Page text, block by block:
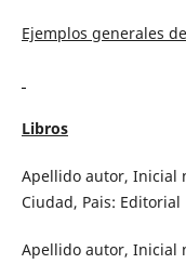
Ejemplos generales
Libros
Apellido autor, Inicial
Ciudad, Pais: Editorial
Apellido autor, Inicial